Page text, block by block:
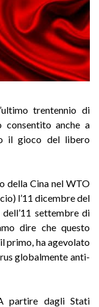
trentennio di
consentito anche a
il gioco del libero
della Cina nel WTO
l’11 dicembre del
settembre di
dire che questo
primo, ha agevolato
globalmente anti-
partire dagli Stati